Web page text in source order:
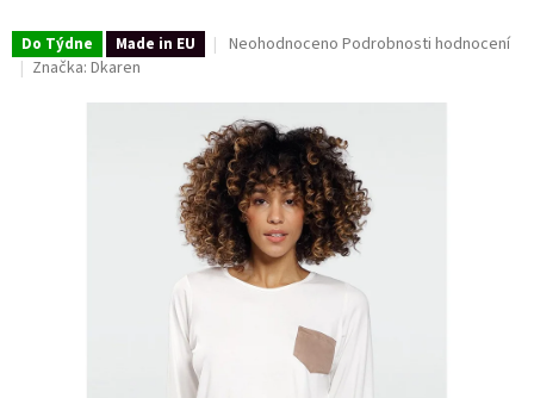
Do Týdne Made in EU
Průměrné
je
0,0
z
5
hvězdiček.
Neohodnoceno Podrobnosti hodnocení
Značka: Dkaren